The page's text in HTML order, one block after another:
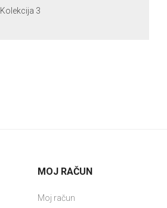
Kolekcija 3
MOJ RAČUN
Moj račun